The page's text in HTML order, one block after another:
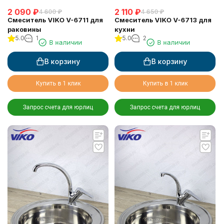
2 090 ₽4 600 ₽
Смеситель VIKO V-6711 для
раковины
5.0 1
В наличии
В корзину
Купить в 1 клик
Запрос счета для юрлиц
2 110 ₽4 650 ₽
Смеситель VIKO V-6713 для
кухни
5.0 2
В наличии
В корзину
Купить в 1 клик
Запрос счета для юрлиц